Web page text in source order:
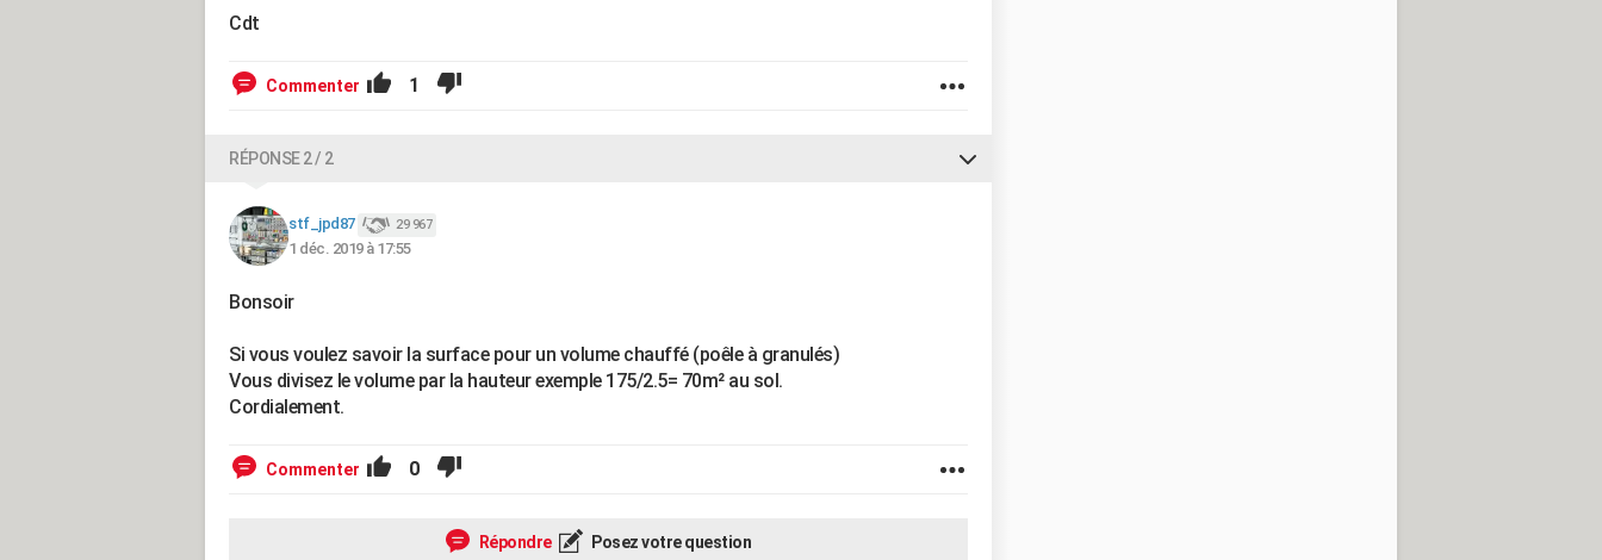
Cdt
Commenter 1
RÉPONSE 2 / 2
stf_jpd87 29 967
1 déc. 2019 à 17:55
Bonsoir
Si vous voulez savoir la surface pour un volume chauffé (poêle à granulés)
Vous divisez le volume par la hauteur exemple 175/2.5= 70m² au sol.
Cordialement.
Commenter 0
Répondre Posez votre question